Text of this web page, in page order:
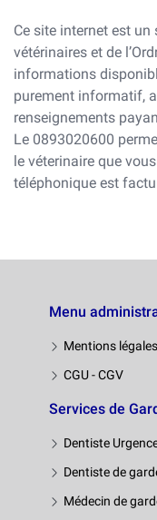
Ce site internet est
vétérinaires et de
informations
purement informatif,
renseignements
Le 0893020600
le véterinaire que
téléphonique est
Menu
Mentions légales
CGU - CGV
Services de
Dentiste
Dentiste de
Médecin de